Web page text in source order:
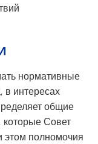
нормативные
в интересах
общие
которые Совет
этом полномочия